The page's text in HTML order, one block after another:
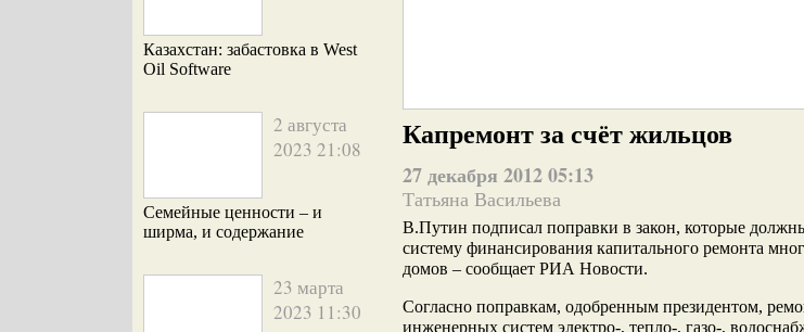
Казахстан: забастовка в West
Oil Software
2 августа
2023 21:08
Семейные ценности – и
ширма, и содержание
23 марта
2023 11:30
Капремонт за счёт жильцов
27 декабря 2012 05:13
Татьяна Васильева
В.Путин подписал поправки в закон, которые
систему финансирования капитального ремонта
домов – сообщает РИА Новости.
Согласно поправкам, одобренным президентом,
инженерных систем электро-, тепло-, газо-,